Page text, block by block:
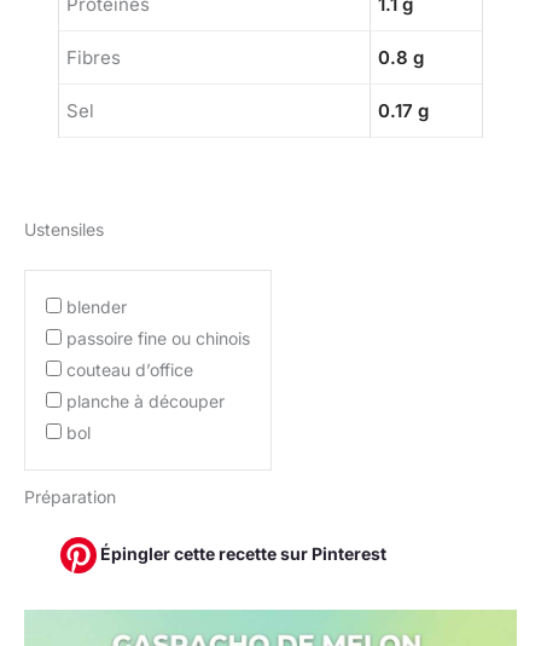
Protéines 1.1 g
Fibres 0.8 g
Sel 0.17 g
Ustensiles
blender
passoire fine ou chinois
couteau d’office
planche à découper
bol
Préparation
Épingler cette recette sur Pinterest